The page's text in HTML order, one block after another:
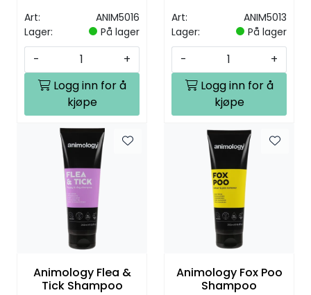
Art:
ANIM5016
Lager:
På lager
-
+
Logg inn for å
kjøpe
Art:
ANIM5013
Lager:
På lager
-
+
Logg inn for å
kjøpe
Animology Flea &
Tick Shampoo
Animology Fox Poo
Shampoo